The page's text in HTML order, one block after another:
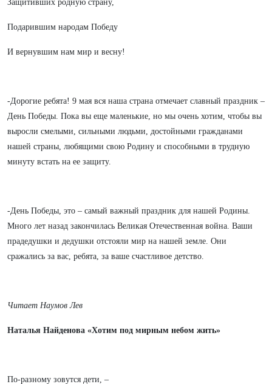
Защитивших родную страну,
Подарившим народам Победу
И вернувшим нам мир и весну!
-Дорогие ребята! 9 мая вся наша страна отмечает славный праздник –
День Победы. Пока вы еще маленькие, но мы очень хотим, чтобы вы
выросли смелыми, сильными людьми, достойными гражданами
нашей страны, любящими свою Родину и способными в трудную
минуту встать на ее защиту.
-День Победы, это – самый важный праздник для нашей Родины.
Много лет назад закончилась Великая Отечественная война. Ваши
прадедушки и дедушки отстояли мир на нашей земле. Они
сражались за вас, ребята, за ваше счастливое детство.
Читает Наумов Лев
Наталья Найденова «Хотим под мирным небом жить»
По-разному зовутся дети, –